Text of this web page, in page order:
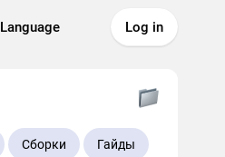
Language Log in
Сборки Гайды